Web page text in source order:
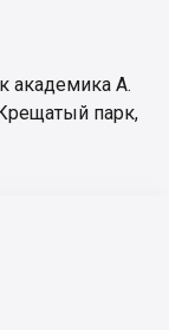
академика А.
парк,